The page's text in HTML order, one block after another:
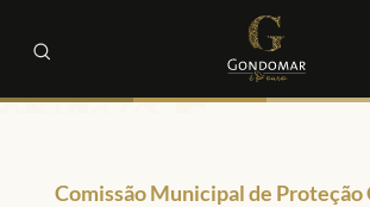
Comissão Municipal de Proteção